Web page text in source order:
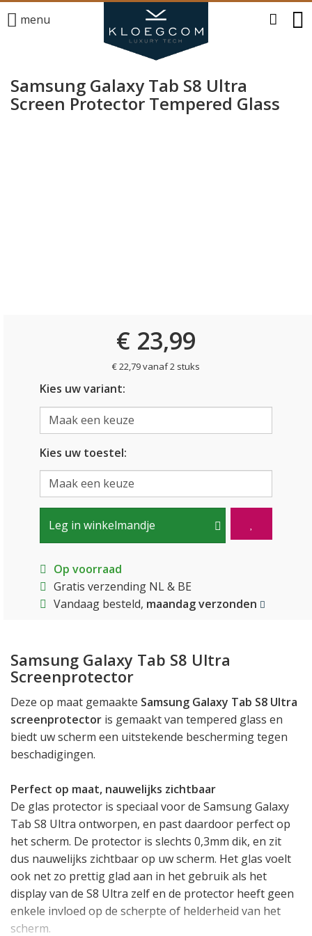
menu
Samsung Galaxy Tab S8 Ultra
Screen Protector Tempered Glass
€ 23,99
€ 22,79 vanaf 2 stuks
Kies uw variant:
Kies uw toestel:
Leg in winkelmandje
Op voorraad
Gratis verzending NL & BE
Vandaag besteld, maandag verzonden
Samsung Galaxy Tab S8 Ultra
Screenprotector
Deze op maat gemaakte Samsung Galaxy Tab S8 Ultra
screenprotector is gemaakt van tempered glass en
biedt uw scherm een uitstekende bescherming tegen
beschadigingen.
Perfect op maat, nauwelijks zichtbaar
De glas protector is speciaal voor de Samsung Galaxy
Tab S8 Ultra ontworpen, en past daardoor perfect op
het scherm. De protector is slechts 0,3mm dik, en zit
dus nauwelijks zichtbaar op uw scherm. Het glas voelt
ook net zo prettig glad aan in het gebruik als het
display van de S8 Ultra zelf en de protector heeft geen
enkele invloed op de scherpte of helderheid van het
scherm.